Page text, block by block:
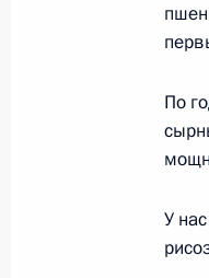
15
15
14
По
У